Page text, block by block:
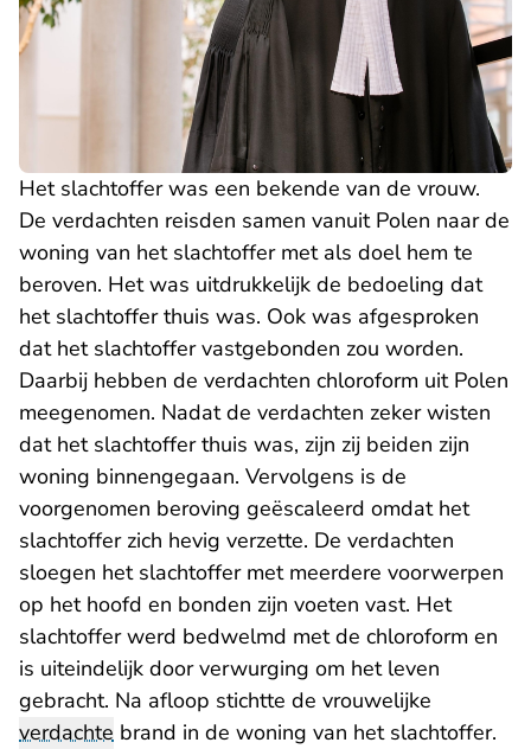
Het slachtoffer was een bekende van de vrouw.
De verdachten reisden samen vanuit Polen naar de
woning van het slachtoffer met als doel hem te
beroven. Het was uitdrukkelijk de bedoeling dat
het slachtoffer thuis was. Ook was afgesproken
dat het slachtoffer vastgebonden zou worden.
Daarbij hebben de verdachten chloroform uit Polen
meegenomen. Nadat de verdachten zeker wisten
dat het slachtoffer thuis was, zijn zij beiden zijn
woning binnengegaan. Vervolgens is de
voorgenomen beroving geëscaleerd omdat het
slachtoffer zich hevig verzette. De verdachten
sloegen het slachtoffer met meerdere voorwerpen
op het hoofd en bonden zijn voeten vast. Het
slachtoffer werd bedwelmd met de chloroform en
is uiteindelijk door verwurging om het leven
gebracht. Na afloop stichtte de vrouwelijke
verdachte brand in de woning van het slachtoffer.